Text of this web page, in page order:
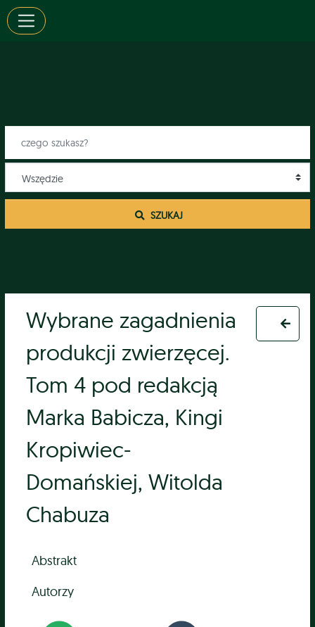
SZUKAJ
Wybrane zagadnienia
produkcji zwierzęcej.
Tom 4 pod redakcją
Marka Babicza, Kingi
Kropiwiec-
Domańskiej, Witolda
Chabuza
Abstrakt
Autorzy